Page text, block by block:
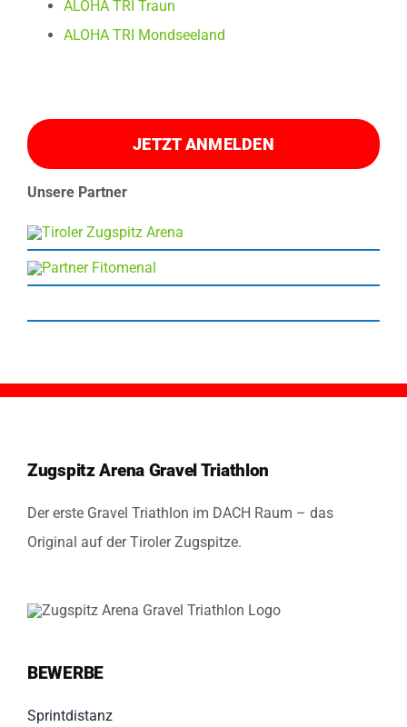
ALOHA TRI Traun
ALOHA TRI Mondseeland
JETZT ANMELDEN
Unsere Partner
Zugspitz Arena Gravel Triathlon
Der erste Gravel Triathlon im DACH Raum – das
Original auf der Tiroler Zugspitze.
BEWERBE
Sprintdistanz